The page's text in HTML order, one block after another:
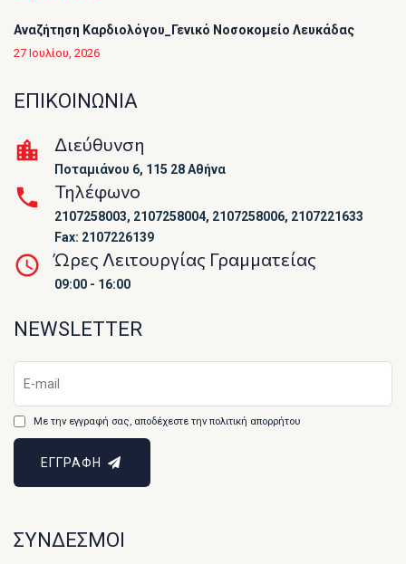
Αναζήτηση Καρδιολόγου_Γενικό Νοσοκομείο Λευκάδας
27 Ιουλίου, 2026
ΕΠΙΚΟΙΝΩΝΙΑ
Διεύθυνση
Ποταμιάνου 6, 115 28 Αθήνα
Τηλέφωνο
2107258003, 2107258004, 2107258006, 2107221633
Fax: 2107226139
Ώρες Λειτουργίας Γραμματείας
09:00 - 16:00
NEWSLETTER
Με την εγγραφή σας, αποδέχεστε την πολιτική απορρήτου
ΕΓΓΡΑΦΗ
ΣΥΝΔΕΣΜΟΙ